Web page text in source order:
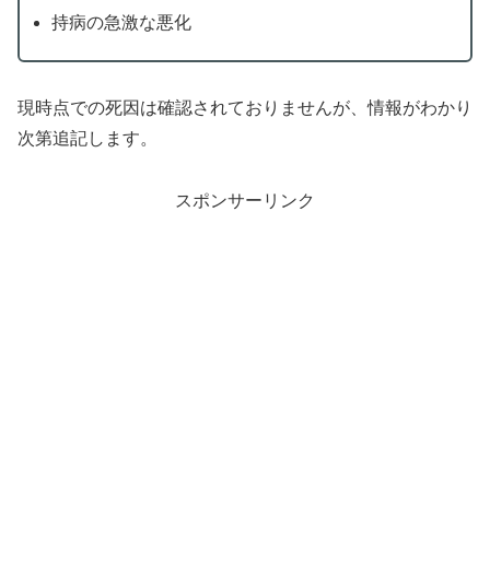
持病の急激な悪化
現時点での死因は確認されておりませんが、情報がわかり
次第追記します。
スポンサーリンク